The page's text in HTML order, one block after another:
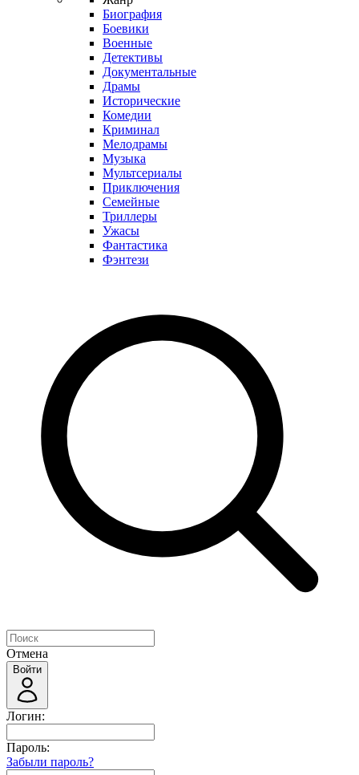
Биография
Боевики
Военные
Детективы
Документальные
Драмы
Исторические
Комедии
Криминал
Мелодрамы
Музыка
Мультсериалы
Приключения
Семейные
Триллеры
Ужасы
Фантастика
Фэнтези
Отмена
Войти
Логин:
Пароль:
Забыли пароль?